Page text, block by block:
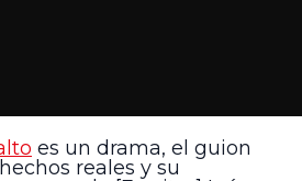
es un drama, el guion
reales y su